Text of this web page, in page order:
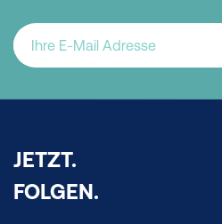
JETZT.
FOLGEN.